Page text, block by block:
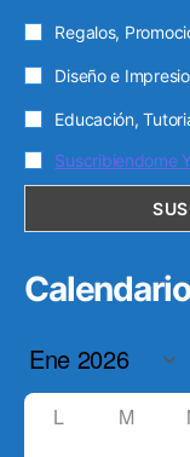
Regalos,
Diseño e
Educación,
Suscribiendome
Calendario
L M